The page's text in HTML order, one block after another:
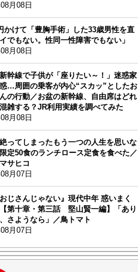
月08日
かけて「豊胸手術」した33歳男性を直
でもない。性同一性障害でもない」
月08日
幹線で子供が「座りたい～！」迷惑家
…周囲の乗客が内心“スカッ”としたお
の行動／お盆の新幹線、自由席はどれ
雑する？JR利用実績を調べてみた
月08日
ってしまったもう一つの人生を思いな
定50食のランチロース定食を食べた／
サヒコ
月07日
おじさんじゃない』現代中年 惑いまく
第十章・第三話 堅山賢一編】「あり
さようなら」／鳥トマト
月07日